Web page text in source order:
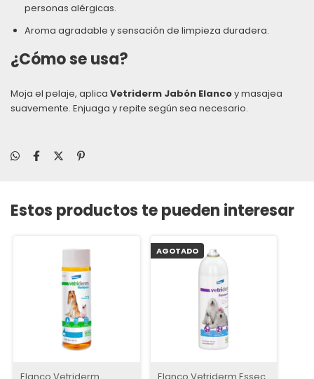
personas alérgicas.
Aroma agradable y sensación de limpieza duradera.
¿Cómo se usa?
Moja el pelaje, aplica Vetriderm Jabón Elancoy masajea
suavemente. Enjuaga y repite según sea necesario.
Estos productos te pueden interesar
AGOTADO